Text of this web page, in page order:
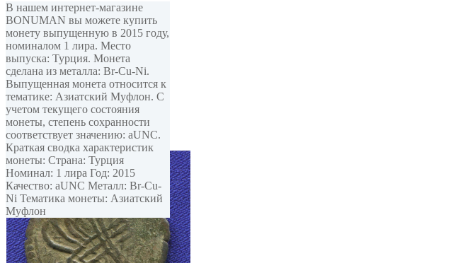
В нашем интернет-магазине
BONUMAN вы можете купить
монету выпущенную в 2015 году,
номиналом 1 лира. Место
выпуска: Турция. Монета
сделана из металла: Br-Cu-Ni.
Выпущенная монета относится к
тематике: Азиатский Муфлон. С
учетом текущего состояния
монеты, степень сохранности
соответствует значению: aUNC.
Краткая сводка характеристик
монеты: Страна: Турция
Номинал: 1 лира Год: 2015
Качество: aUNC Металл: Br-Cu-
Ni Тематика монеты: Азиатский
Муфлон